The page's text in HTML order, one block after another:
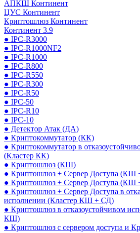
АПКШ Континент
ЦУС Континент
Криптошлюз Континент
Континент 3.9
● IPC-R3000
● IPC-R1000NF2
● IPC-R1000
● IPC-R800
● IPC-R550
● IPC-R300
● IPC-R50
● IPC-50
● IPC-R10
● IPC-10
● Детектор Атак (ДА)
● Криптокоммутатор (КК)
● Криптокоммутатор в
(Кластер КК)
● Криптошлюз (КШ)
● Криптошлюз + Сервер Доступа (КШ
● Криптошлюз + Сервер Доступа (КШ
● Криптошлюз + Сервер Доступа в
исполнении (Кластер КШ + СД)
● Криптошлюз в отказоустойчивом
КШ)
● Криптошлюз с сервером доступа и